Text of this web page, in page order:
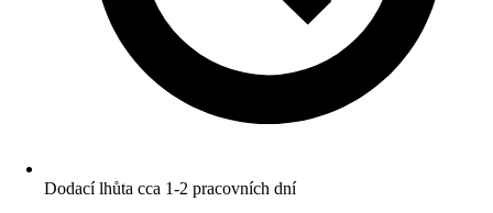
Dodací lhůta cca 1-2 pracovních dní